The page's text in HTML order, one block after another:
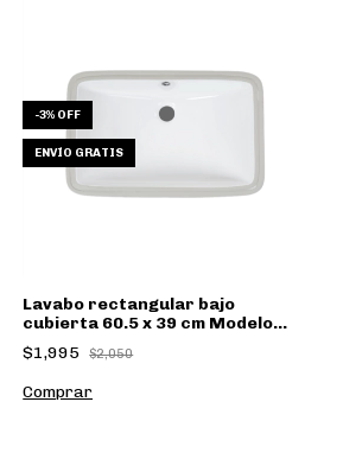
-3% OFF
ENVÍO GRATIS
Lavabo rectangular bajo
cubierta 60.5 x 39 cm Modelo
4243
$1,995 $2,050